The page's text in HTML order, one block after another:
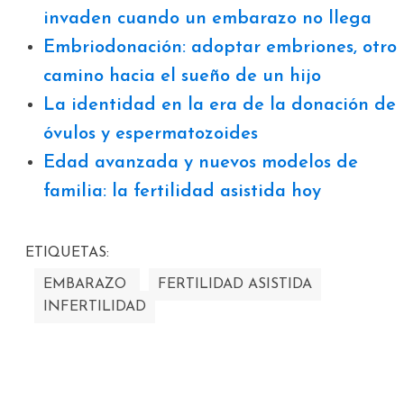
invaden cuando un embarazo no llega
Embriodonación: adoptar embriones, otro
camino hacia el sueño de un hijo
La identidad en la era de la donación de
óvulos y espermatozoides
Edad avanzada y nuevos modelos de
familia: la fertilidad asistida hoy
ETIQUETAS:
EMBARAZO
FERTILIDAD ASISTIDA
INFERTILIDAD